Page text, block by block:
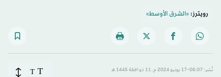
رويترز:«الشرق الأوسط»
نُشر: 06:07-17 يونيو 2024 م ـ 11 ذو الحِجّة 1445 هـ T
T